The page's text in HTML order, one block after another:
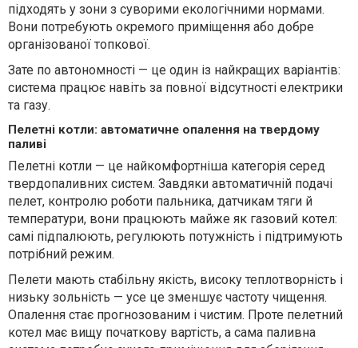
підходять у зони з суворими екологічними нормами.
Вони потребують окремого приміщення або добре
організованої топкової.
Зате по автономності — це один із найкращих варіантів:
система працює навіть за повної відсутності електрики
та газу.
Пелетні котли: автоматичне опалення на твердому
паливі
Пелетні котли — це найкомфортніша категорія серед
твердопаливних систем. Завдяки автоматичній подачі
пелет, контролю роботи пальника, датчикам тяги й
температури, вони працюють майже як газовий котел:
самі підпалюють, регулюють потужність і підтримують
потрібний режим.
Пелети мають стабільну якість, високу теплотворність і
низьку зольність — усе це зменшує частоту чищення.
Опалення стає прогнозованим і чистим. Проте пелетний
котел має вищу початкову вартість, а сама паливна